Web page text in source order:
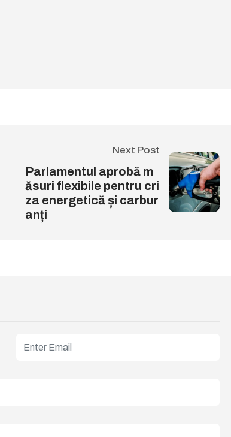
Next Post
Parlamentul aprobă m
ăsuri flexibile pentru cri
za energetică și carbur
anți